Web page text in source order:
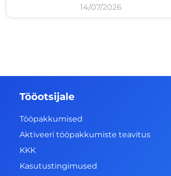
14/07/2026
Tööotsijale
Tööpakkumised
Aktiveeri tööpakkumiste teavitus
KKK
Kasutustingimused